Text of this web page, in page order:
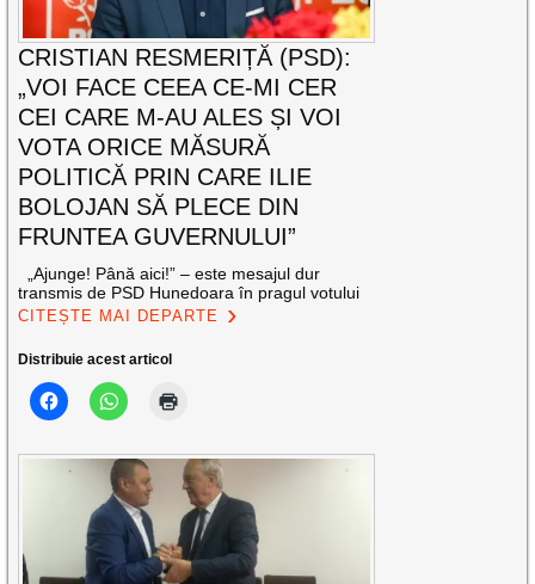
CRISTIAN RESMERIȚĂ (PSD):
„VOI FACE CEEA CE-MI CER
CEI CARE M-AU ALES ȘI VOI
VOTA ORICE MĂSURĂ
POLITICĂ PRIN CARE ILIE
BOLOJAN SĂ PLECE DIN
FRUNTEA GUVERNULUI”
„Ajunge! Până aici!” – este mesajul dur
transmis de PSD Hunedoara în pragul votului
CITEȘTE MAI DEPARTE
Distribuie acest articol